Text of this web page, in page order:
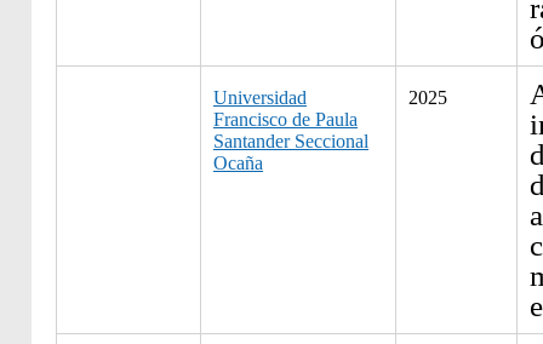
Universidad
Francisco de Paula
Santander Seccional
Ocaña
2025